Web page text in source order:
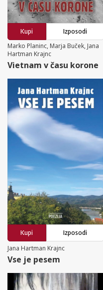
Kupi
Izposodi
Marko Planinc, Marja Buček, Jana
Hartman Krajnc
Vietnam v času korone
Kupi
Izposodi
Jana Hartman Krajnc
Vse je pesem